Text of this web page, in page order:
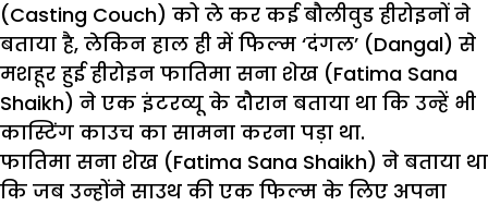
(Casting Couch) को ले कर कई बौलीवुड हीरोइनों ने
बताया है, लेकिन हाल ही में फिल्म ‘दंगल’ (Dangal) से
मशहूर हुई हीरोइन फातिमा सना शेख (Fatima Sana
Shaikh) ने एक इंटरव्यू के दौरान बताया था कि उन्हें भी
कास्टिंग काउच का सामना करना पड़ा था.
फातिमा सना शेख (Fatima Sana Shaikh) ने बताया था
कि जब उन्होंने साउथ की एक फिल्म के लिए अपना